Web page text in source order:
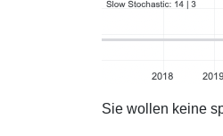
Sie wollen keine